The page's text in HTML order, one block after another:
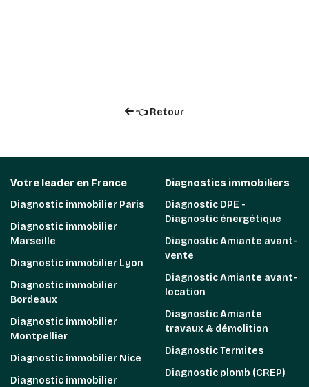
👈 Retour
Votre leader en France
Diagnostic immobilier Paris
Diagnostic immobilier
Marseille
Diagnostic immobilier Lyon
Diagnostic immobilier
Bordeaux
Diagnostic immobilier
Montpellier
Diagnostic immobilier Nice
Diagnostic immobilier
Diagnostics immobiliers
Diagnostic DPE -
Diagnostic énergétique
Diagnostic Amiante avant-
vente
Diagnostic Amiante avant-
location
Diagnostic Amiante
travaux & démolition
Diagnostic Termites
Diagnostic plomb (CREP)